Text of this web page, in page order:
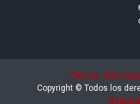
Privacy
Copyright © Todos los